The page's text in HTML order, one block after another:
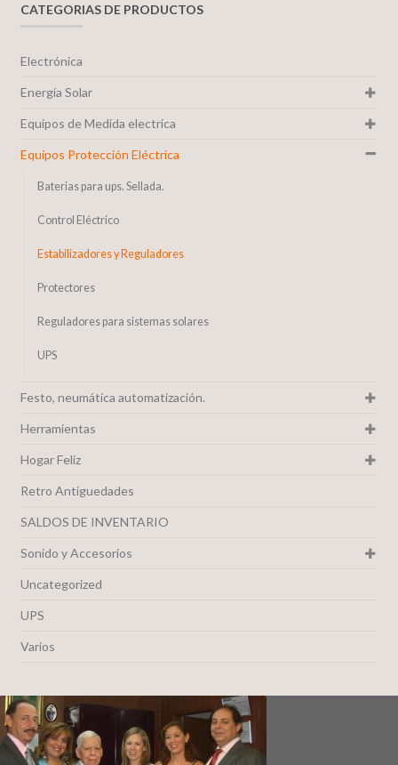
CATEGORIAS DE PRODUCTOS
Electrónica
Energía Solar
Equipos de Medida electrica
Equipos Protección Eléctrica
Baterias para ups. Sellada.
Control Eléctrico
Estabilizadores y Reguladores
Protectores
Reguladores para sistemas solares
UPS
Festo, neumática automatización.
Herramientas
Hogar Feliz
Retro Antiguedades
SALDOS DE INVENTARIO
Sonido y Accesorios
Uncategorized
UPS
Varios